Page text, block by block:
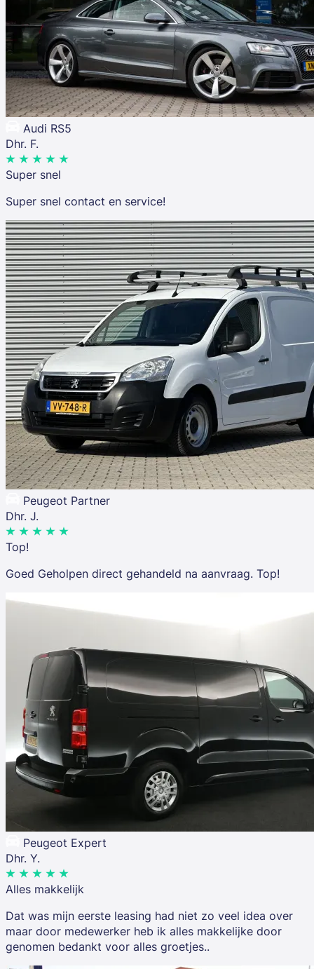
Audi RS5
Dhr. F.
Super snel
Super snel contact en service!
Peugeot Partner
Dhr. J.
Top!
Goed Geholpen direct gehandeld na aanvraag. Top!
Peugeot Expert
Dhr. Y.
Alles makkelijk
Dat was mijn eerste leasing had niet zo veel idea over
maar door medewerker heb ik alles makkelijke door
genomen bedankt voor alles groetjes..